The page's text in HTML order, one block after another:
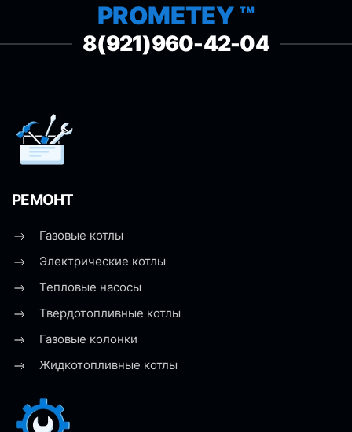
PROMETEY ™
8(921)960-42-04
РЕМОНТ
Газовые котлы
Электрические котлы
Тепловые насосы
Твердотопливные котлы
Газовые колонки
Жидкотопливные котлы